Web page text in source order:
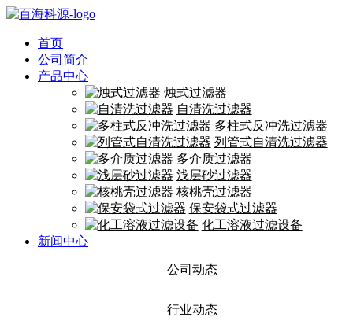
首页
公司简介
产品中心
烛式过滤器
自清洗过滤器
多柱式反冲洗过滤器
列管式自清洗过滤器
多介质过滤器
浅层砂过滤器
核桃壳过滤器
保安袋式过滤器
化工溶液过滤设备
新闻中心
公司动态
行业动态